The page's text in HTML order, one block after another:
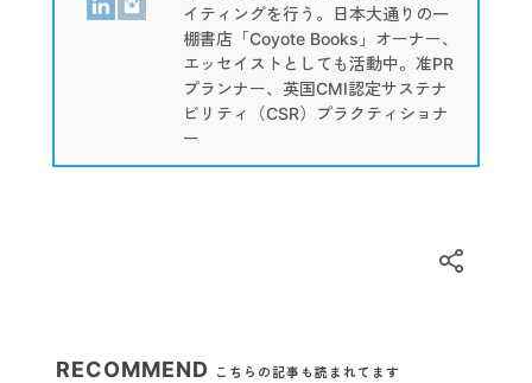
イティングを行う。日本大通りの一
棚書店「Coyote Books」オーナー、
エッセイストとしても活動中。准PR
プランナー、英国CMI認定サステナ
ビリティ（CSR）プラクティショナ
ー
RECOMMEND こちらの記事も読まれてます